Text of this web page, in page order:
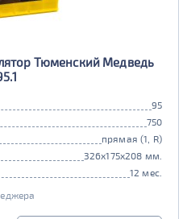
Тюменский Медведь
95
750
прямая (1, R)
326x175x208 мм.
12 мес.